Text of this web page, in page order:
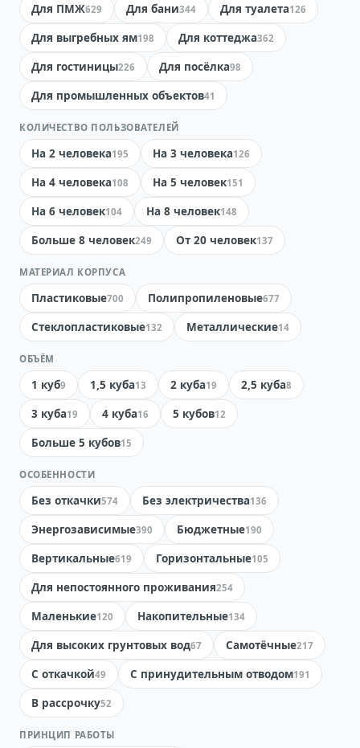
Для ПМЖ629 Для бани344 Для туалета126
Для выгребных ям198 Для коттеджа362
Для гостиницы226 Для посёлка98
Для промышленных объектов41
КОЛИЧЕСТВО ПОЛЬЗОВАТЕЛЕЙ
На 2 человека195 На 3 человека126
На 4 человека108 На 5 человек151
На 6 человек104 На 8 человек148
Больше 8 человек249 От 20 человек137
МАТЕРИАЛ КОРПУСА
Пластиковые700 Полипропиленовые677
Стеклопластиковые132 Металлические14
ОБЪЁМ
1 куб9 1,5 куба13 2 куба19 2,5 куба8
3 куба19 4 куба16 5 кубов12
Больше 5 кубов15
ОСОБЕННОСТИ
Без откачки574 Без электричества136
Энергозависимые390 Бюджетные190
Вертикальные619 Горизонтальные105
Для непостоянного проживания254
Маленькие120 Накопительные134
Для высоких грунтовых вод67 Самотёчные217
С откачкой49 С принудительным отводом191
В рассрочку52
ПРИНЦИП РАБОТЫ